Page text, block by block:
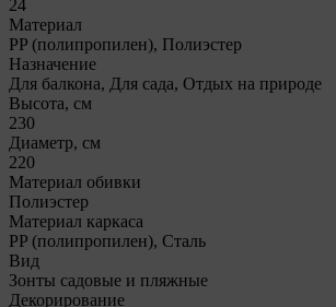
24
Материал
PP (полипропилен), Полиэстер
Назначение
Для балкона, Для сада, Отдых на природе
Высота, см
230
Диаметр, см
220
Материал обивки
Полиэстер
Материал каркаса
PP (полипропилен), Сталь
Вид
Зонты садовые и пляжные
Декорирование